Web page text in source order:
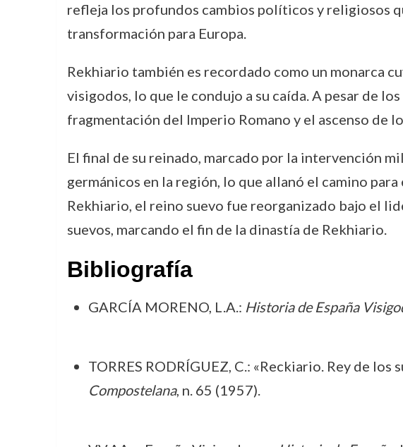
refleja los profundos cambios políticos y religiosos
transformación para Europa.
Rekhiario también es recordado como un monarca
visigodos, lo que le condujo a su caída. A pesar de
fragmentación del Imperio Romano y el ascenso de
El final de su reinado, marcado por la intervención
germánicos en la región, lo que allanó el camino
Rekhiario, el reino suevo fue reorganizado bajo el
suevos, marcando el fin de la dinastía de Rekhiario.
Bibliografía
GARCÍA MORENO, L.A.: Historia de España
TORRES RODRÍGUEZ, C.: «Reckiario. Rey de
Compostelana, n. 65 (1957).